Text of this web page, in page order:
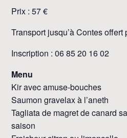
Prix : 57 €
Transport jusqu’à Contes offert
Inscription : 06 85 20 16 02
Menu
Kir avec amuse-bouches
Saumon gravelax à l’aneth
Tagliata de magret de canard
saison